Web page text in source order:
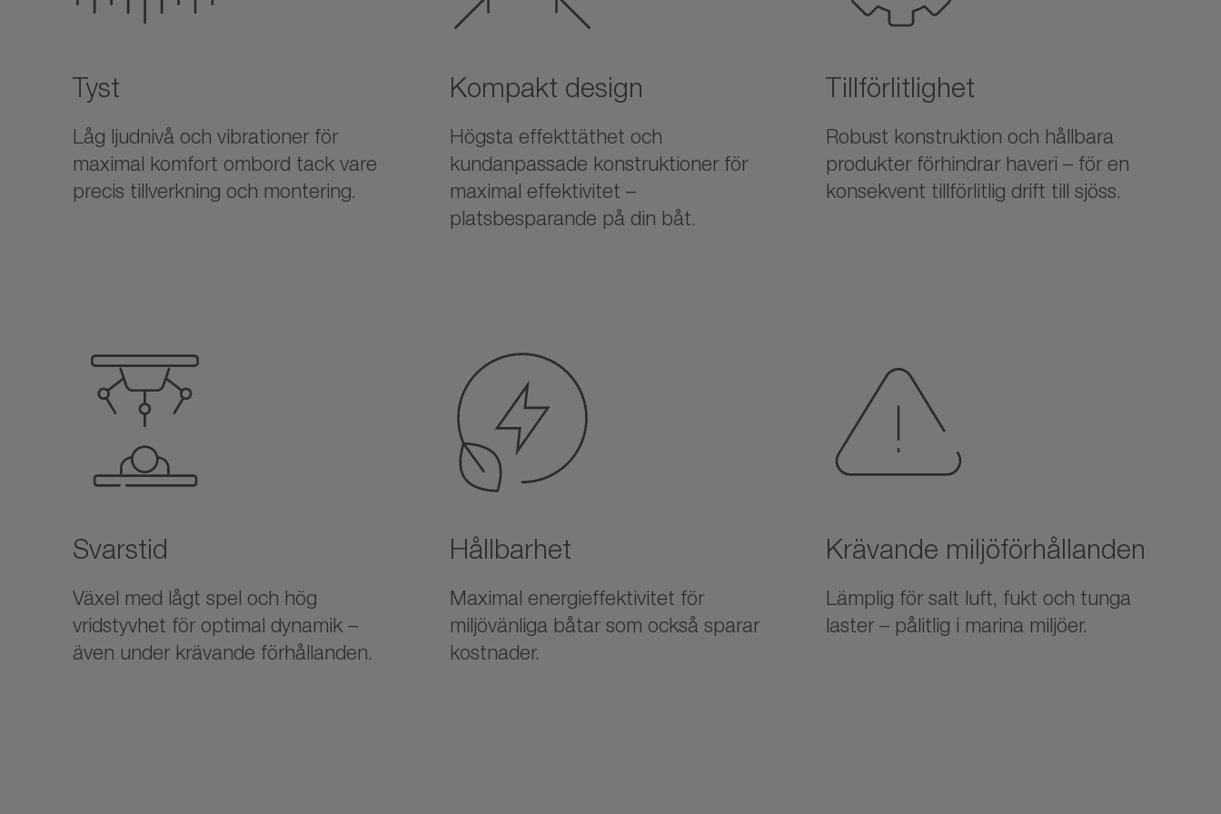
Tyst
Låg ljudnivå och vibrationer för
maximal komfort ombord tack vare
precis tillverkning och montering.
Kompakt design
Högsta effekttäthet och
kundanpassade konstruktioner för
maximal effektivitet –
platsbesparande på din båt.
Tillförlitlighet
Robust konstruktion och hållbara
produkter förhindrar haveri – för en
konsekvent tillförlitlig drift till sjöss.
Svarstid
Växel med lågt spel och hög
vridstyvhet för optimal dynamik –
även under krävande förhållanden.
Hållbarhet
Maximal energieffektivitet för
miljövänliga båtar som också sparar
kostnader.
Krävande miljöförhållanden
Lämplig för salt luft, fukt och tunga
laster – pålitlig i marina miljöer.